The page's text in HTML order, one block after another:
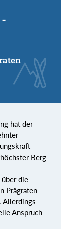
hat der
Berg
die
Prägraten
Allerdings
Anspruch